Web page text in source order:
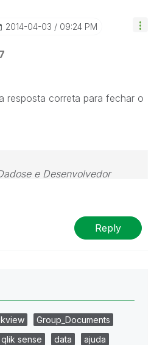
‎2014-04-03 09:24 PM
resposta correta para fechar o
e Desenvolvedor
bideaz.in
fazer eficientemente o que
Drucker)
Reply
Group_Documents
qlik sense data
ajuda